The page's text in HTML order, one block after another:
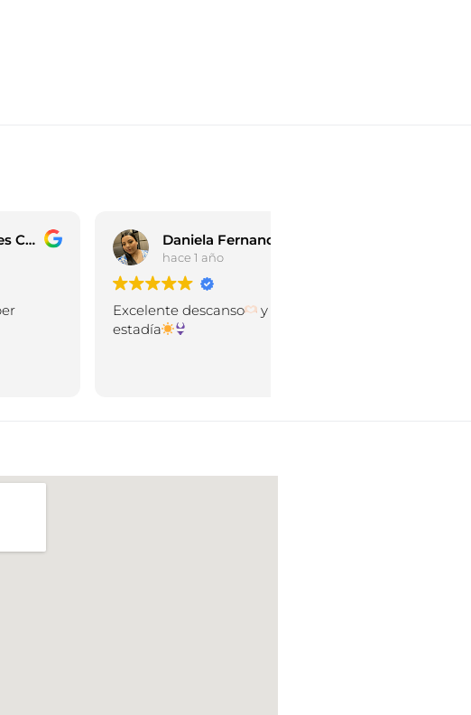
Daniela Fernanda Velasquez Gomez
hace 1 año
Excelente descanso
y